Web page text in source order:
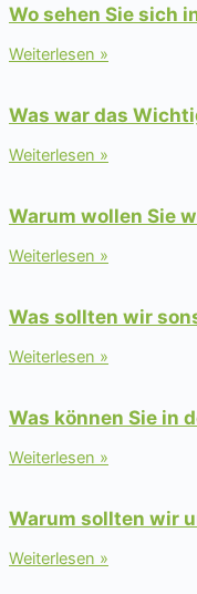
Wo sehen Sie sich
Weiterlesen »
Was war das
Weiterlesen »
Warum wollen Sie
Weiterlesen »
Was sollten wir
Weiterlesen »
Was können Sie in
Weiterlesen »
Warum sollten wir
Weiterlesen »